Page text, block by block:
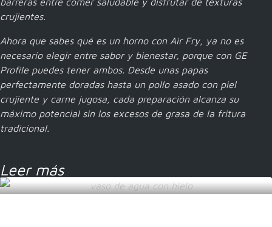
crujientes.
Ahora que sabes qué es un horno con Air Fry, ya no es
necesario elegir entre sabor y bienestar, porque con GE
Profile puedes tener ambos. Desde unas papas
perfectamente doradas hasta un pollo asado con piel
crujiente y carne jugosa, cada preparación alcanza su
máximo potencial sin los excesos de grasa de la fritura
tradicional.
Leer más